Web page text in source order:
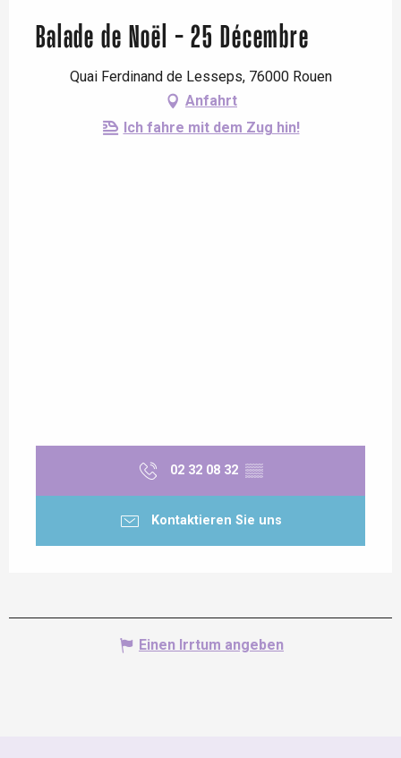
Balade de Noël - 25 Décembre
Quai Ferdinand de Lesseps, 76000 Rouen
Anfahrt
Ich fahre mit dem Zug hin!
02 32 08 32 ▒▒
Kontaktieren Sie uns
Einen Irrtum angeben